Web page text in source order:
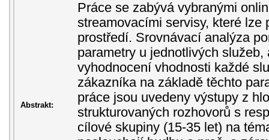
Abstrakt:
Práce se zabývá vybranými
streamovacími servisy, které lze
prostředí. Srovnávací analýza
parametry u jednotlivých
vyhodnocení vhodnosti každé
zákazníka na základě těchto
práce jsou uvedeny výstupy z
strukturovaných rozhovorů s
cílové skupiny (15-35 let) na